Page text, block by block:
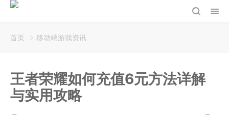
首页 移动端游戏资讯
王者荣耀如何充值6元方法详解
与实用攻略